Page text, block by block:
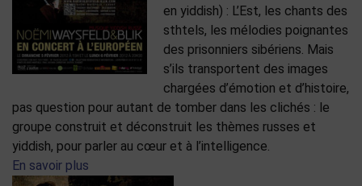
en yiddish) : L’Est, les chants des
sthtels, les mélodies poignantes
des prisonniers sibériens. Mais
s’ils transportent des images
chargées d’émotion et d’histoire,
pas question pour autant de tomber dans les clichés : le
groupe construit et déconstruit les thèmes russes et
yiddish, pour parler au cœur et à l’intelligence.
En savoir plus